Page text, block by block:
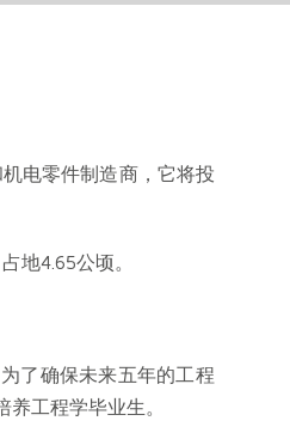
电零件制造商，它将投
地4.65公顷。
了确保未来五年的工程
工程学毕业生。